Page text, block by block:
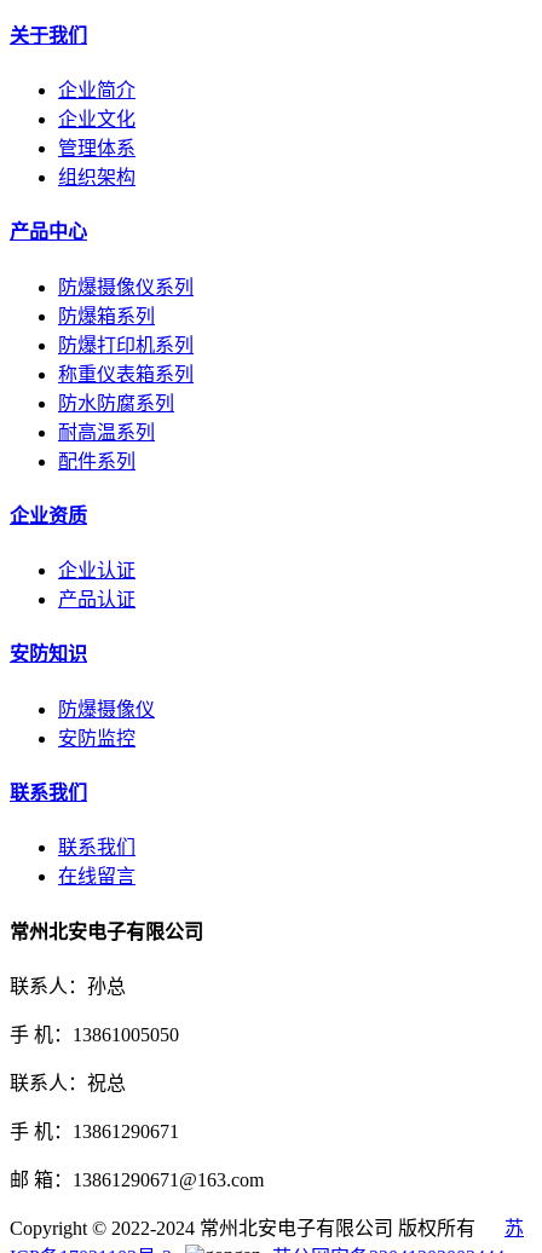
关于我们
企业简介
企业文化
管理体系
组织架构
产品中心
防爆摄像仪系列
防爆箱系列
防爆打印机系列
称重仪表箱系列
防水防腐系列
耐高温系列
配件系列
企业资质
企业认证
产品认证
安防知识
防爆摄像仪
安防监控
联系我们
联系我们
在线留言
常州北安电子有限公司
联系人：孙总
手 机：13861005050
联系人：祝总
手 机：13861290671
邮 箱：13861290671@163.com
Copyright © 2022-2024 常州北安电子有限公司 版权所有 苏